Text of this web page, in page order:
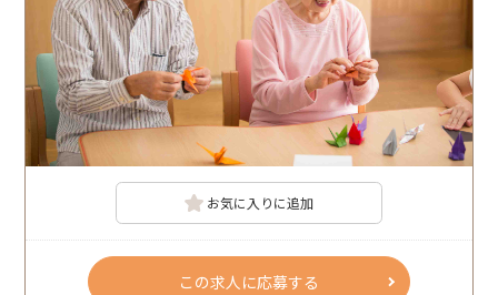
お気に入りに追加
この求人に応募する